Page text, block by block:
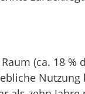
(ca. 18 %
Nutzung